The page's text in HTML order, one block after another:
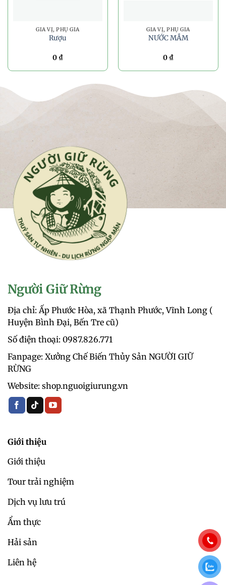
GIA VỊ, PHỤ GIA
Rượu
0 ₫
GIA VỊ, PHỤ GIA
NƯỚC MẮM
0 ₫
Người Giữ Rừng
Địa chỉ: Ấp Phước Hòa, xã Thạnh Phước, Vĩnh Long (
Huyện Bình Đại, Bến Tre cũ)
Số điện thoại: 0987.826.771‬
Fanpage: Xưởng Chế Biến Thủy Sản NGƯỜI GIỮ
RỪNG
Website: shop.nguoigiurung.vn
Giới thiệu
Giới thiệu
Tour trải nghiệm
Dịch vụ lưu trú
Ẩm thực
Hải sản
Liên hệ